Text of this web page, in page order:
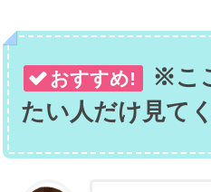
おすすめ!
※こ
たい人だけ見て